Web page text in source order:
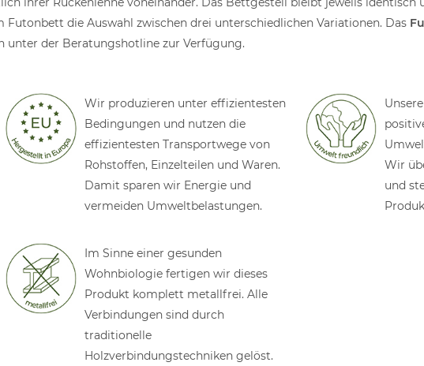
die Auswahl zwischen drei unterschiedlichen Variationen. Das
unter der Beratungshotline zur Verfügung.
Wir produzieren unter effizientesten
Bedingungen und nutzen die
effizientesten Transportwege von
Rohstoffen, Einzelteilen und Waren.
Damit sparen wir Energie und
vermeiden Umweltbelastungen.
Wir
und
Im Sinne einer gesunden
Wohnbiologie fertigen wir dieses
Produkt komplett metallfrei. Alle
Verbindungen sind durch
traditionelle
Holzverbindungstechniken gelöst.